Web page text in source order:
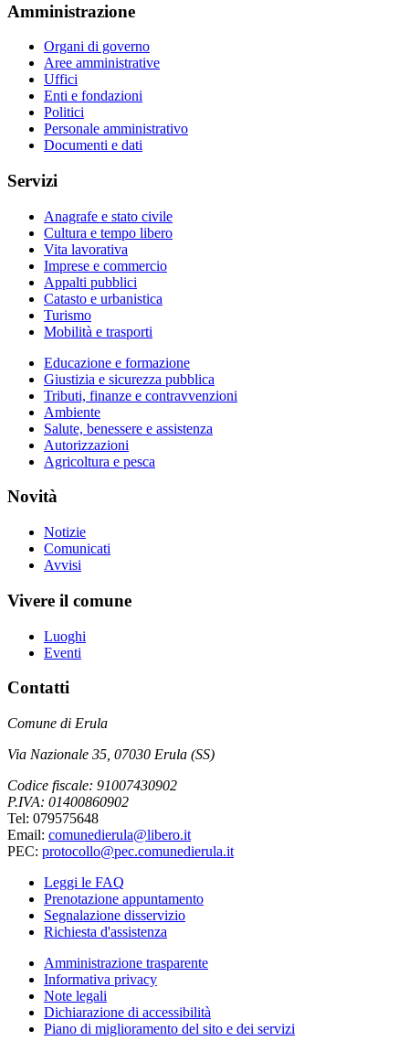
Amministrazione
Organi di governo
Aree amministrative
Uffici
Enti e fondazioni
Politici
Personale amministrativo
Documenti e dati
Servizi
Anagrafe e stato civile
Cultura e tempo libero
Vita lavorativa
Imprese e commercio
Appalti pubblici
Catasto e urbanistica
Turismo
Mobilità e trasporti
Educazione e formazione
Giustizia e sicurezza pubblica
Tributi, finanze e contravvenzioni
Ambiente
Salute, benessere e assistenza
Autorizzazioni
Agricoltura e pesca
Novità
Notizie
Comunicati
Avvisi
Vivere il comune
Luoghi
Eventi
Contatti
Comune di Erula
Via Nazionale 35, 07030 Erula (SS)
Codice fiscale: 91007430902
P.IVA: 01400860902
Tel: 079575648
Email: comunedierula@libero.it
PEC: protocollo@pec.comunedierula.it
Leggi le FAQ
Prenotazione appuntamento
Segnalazione disservizio
Richiesta d'assistenza
Amministrazione trasparente
Informativa privacy
Note legali
Dichiarazione di accessibilità
Piano di miglioramento del sito e dei servizi